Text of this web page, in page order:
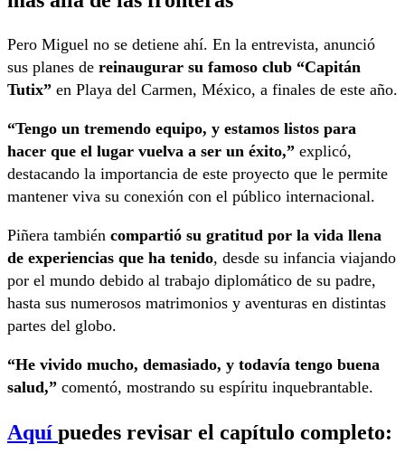
Pero Miguel no se detiene ahí. En la entrevista, anunció
sus planes de reinaugurar su famoso club “Capitán
Tutix” en Playa del Carmen, México, a finales de este año.
“Tengo un tremendo equipo, y estamos listos para
hacer que el lugar vuelva a ser un éxito,” explicó,
destacando la importancia de este proyecto que le permite
mantener viva su conexión con el público internacional.
Piñera también compartió su gratitud por la vida llena
de experiencias que ha tenido, desde su infancia viajando
por el mundo debido al trabajo diplomático de su padre,
hasta sus numerosos matrimonios y aventuras en distintas
partes del globo.
“He vivido mucho, demasiado, y todavía tengo buena
salud,” comentó, mostrando su espíritu inquebrantable.
Aquí puedes revisar el capítulo completo: